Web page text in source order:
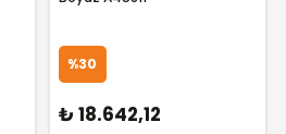
%30
₺ 18.642,12